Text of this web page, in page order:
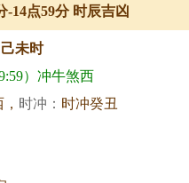
-14点59分 时辰吉凶
未时
）冲牛煞西
时冲： 时冲癸丑